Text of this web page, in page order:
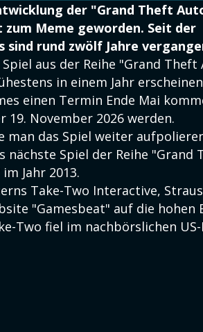
der "Grand Theft
Meme geworden. Seit der
rund zwölf Jahre
aus der Reihe "Grand
in einem Jahr
einen Termin Ende Mai
19. November 2026 werden.
man das Spiel weiter
nächste Spiel der Reihe "Grand
Jahr 2013.
Take-Two Interactive,
"Gamesbeat" auf die hohen
Two fiel im nachbörslichen